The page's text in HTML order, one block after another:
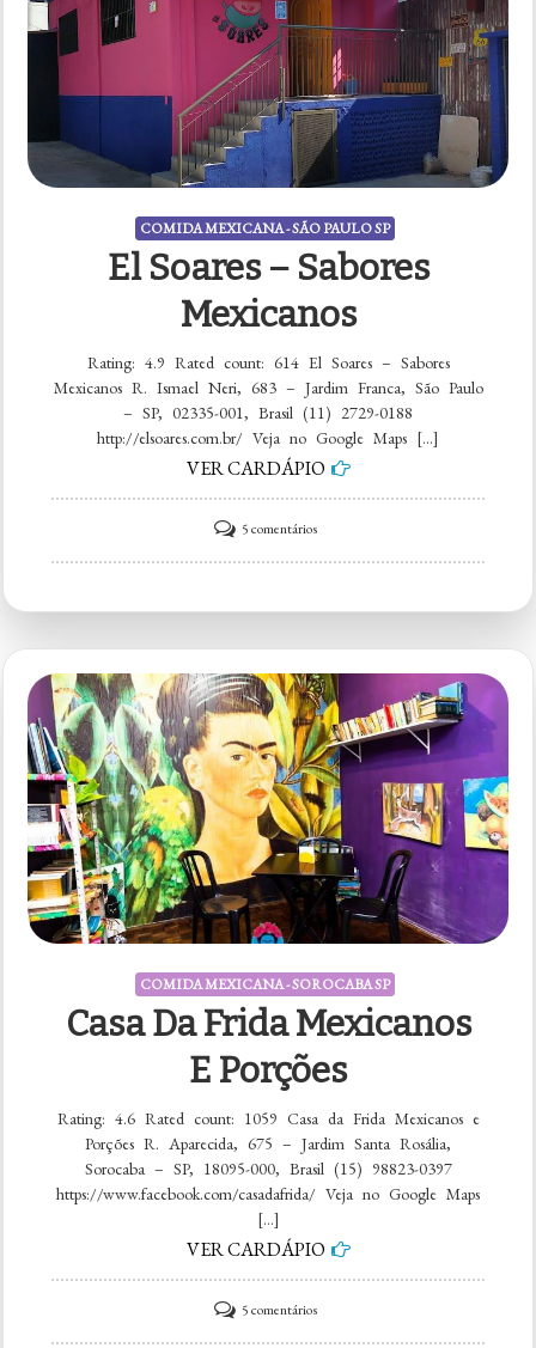
COMIDA MEXICANA - SÃO PAULO SP
El Soares – Sabores
Mexicanos
Rating: 4.9 Rated count: 614 El Soares – Sabores
Mexicanos R. Ismael Neri, 683 – Jardim Franca, São Paulo
– SP, 02335-001, Brasil (11) 2729-0188
http://elsoares.com.br/ Veja no Google Maps […]
VER CARDÁPIO
5 comentáriosem
El
Mexicanos
COMIDA MEXICANA - SOROCABA SP
Casa Da Frida Mexicanos
E Porções
Rating: 4.6 Rated count: 1059 Casa da Frida Mexicanos e
Porções R. Aparecida, 675 – Jardim Santa Rosália,
Sorocaba – SP, 18095-000, Brasil (15) 98823-0397
https://www.facebook.com/casadafrida/ Veja no Google Maps
[…]
VER CARDÁPIO
5 comentáriosem
Casa